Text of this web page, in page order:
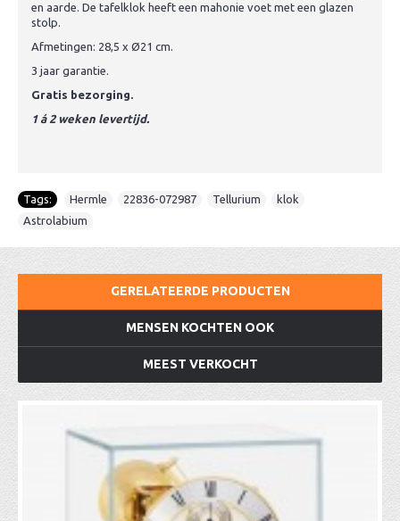
en aarde. De tafelklok heeft een mahonie voet met een glazen
stolp.
Afmetingen: 28,5 x Ø21 cm.
3 jaar garantie.
Gratis bezorging.
1 á 2 weken levertijd.
Tags: Hermle 22836-072987 Tellurium klok
Astrolabium
GERELATEERDE PRODUCTEN
MENSEN KOCHTEN OOK
MEEST VERKOCHT